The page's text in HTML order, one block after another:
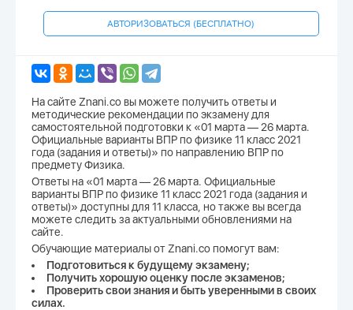
АВТОРИЗОВАТЬСЯ (БЕСПЛАТНО)
На сайте Znani.co вы можете получить ответы и
методические рекомендации по экзамену для
самостоятельной подготовки к «01 марта — 26 марта.
Официальные варианты ВПР по физике 11 класс 2021
года (задания и ответы)» по направлению ВПР по
предмету Физика.
Ответы на «01 марта — 26 марта. Официальные
варианты ВПР по физике 11 класс 2021 года (задания и
ответы)» доступны для 11 класса, но также вы всегда
можете следить за актуальными обновлениями на
сайте.
Обучающие материалы от Znani.co помогут вам:
Подготовиться к будущему экзамену;
Получить хорошую оценку после экзаменов;
Проверить свои знания и быть уверенными в своих
силах.